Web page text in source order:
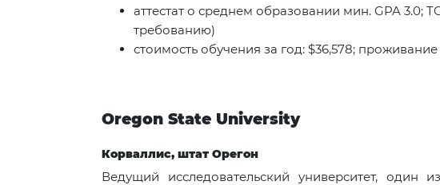
аттестат о среднем образовании мин. GPA 3.0;
требованию)
стоимость обучения за год: $36,578;
Oregon State University
Корваллис, штат Орегон
Ведущий исследовательский университет,